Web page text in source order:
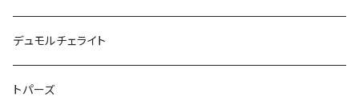
デュモルチェライト
トパーズ